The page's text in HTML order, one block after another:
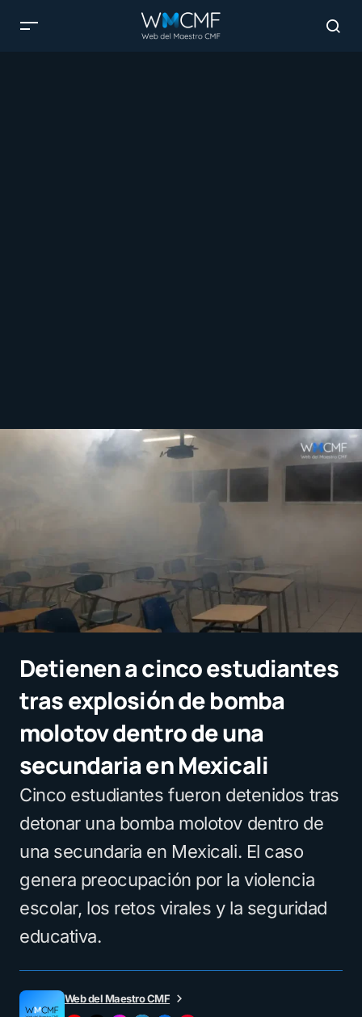
Detienen a cinco estudiantes
tras explosión de bomba
molotov dentro de una
secundaria en Mexicali
Cinco estudiantes fueron detenidos tras
detonar una bomba molotov dentro de
una secundaria en Mexicali. El caso
genera preocupación por la violencia
escolar, los retos virales y la seguridad
educativa.
Web del Maestro CMF